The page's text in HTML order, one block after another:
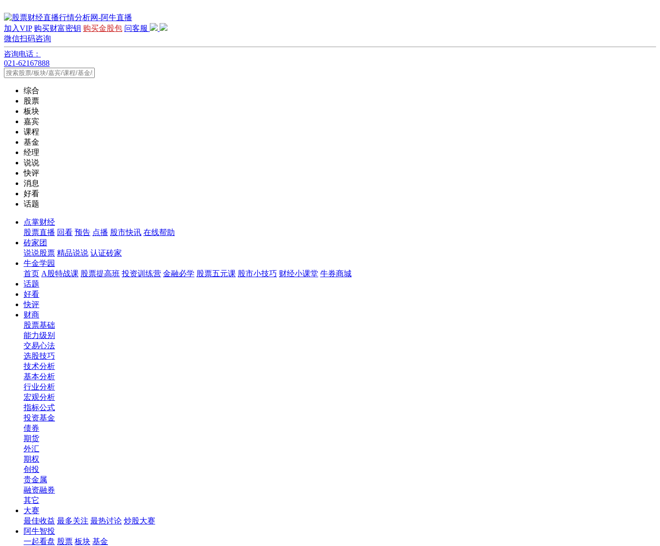
加入VIP 购买财富密钥 购买金股包 问客服
微信扫码咨询
咨询电话：
021-62167888
综合
股票
板块
嘉宾
课程
基金
经理
说说
快评
消息
好看
话题
点掌财经
股票直播 回看 预告 点播 股市快讯 在线帮助
砖家团
说说股票 精品说说 认证砖家
牛金学园
首页 A股特战课 股票提高班 投资训练营 金融必学 股票五元课 股市小技巧 财经小课堂 牛券商城
话题
好看
快评
财商
股票基础
能力级别
交易心法
选股技巧
技术分析
基本分析
行业分析
宏观分析
指标公式
投资基金
债券
期货
外汇
期权
创投
贵金属
融资融券
其它
大赛
最佳收益 最多关注 最热讨论 炒股大赛
阿牛智投
一起看盘 股票 板块 基金